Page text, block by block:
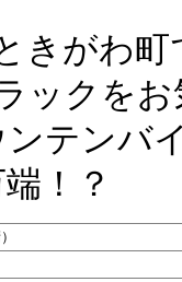
きがわ
ックを
テンバ
！？